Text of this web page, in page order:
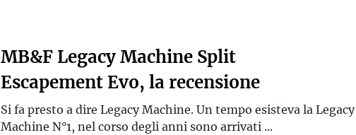
MB&F Legacy Machine Split
Escapement Evo, la recensione
Si fa presto a dire Legacy Machine. Un tempo esisteva la Legacy
Machine N°1, nel corso degli anni sono arrivati ...